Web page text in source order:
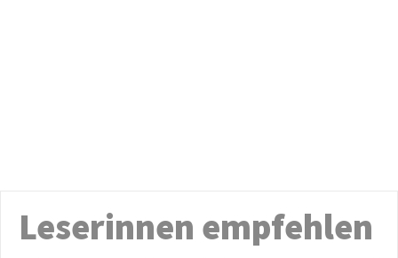
Leserinnen empfehlen